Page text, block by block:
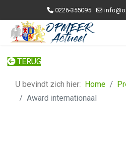
0226-355095
TERUG
U bevindt zich hier: Home
Award internationaal